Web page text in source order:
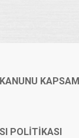
POLİTİKASI